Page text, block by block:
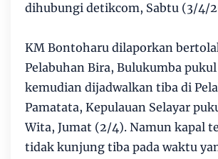
dihubungi detikcom, Sabtu (3/4/
KM Bontoharu dilaporkan
Pelabuhan Bira, Bulukumba
kemudian dijadwalkan tiba di
Pamatata, Kepulauan Selayar
Wita, Jumat (2/4). Namun kapal
tidak kunjung tiba pada waktu